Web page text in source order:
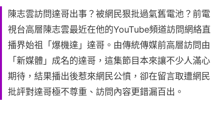
陳志雲訪問達哥出事？被網民狠批過氣舊電池？前電
視台高層陳志雲最近在他的YouTube頻道訪問網絡直
播界始祖「爆機達」達哥。由傳統傳媒前高層訪問由
「新媒體」成名的達哥，這集節目本來讓不少人滿心
期待，結果播出後惹來網民公憤，卻在留言取遭網民
批評對達哥極不尊重、訪問內容更錯漏百出。